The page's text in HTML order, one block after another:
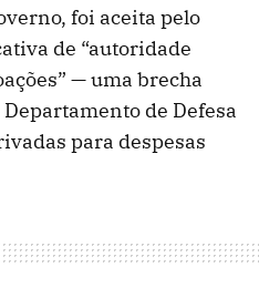
foi aceita pelo
de “autoridade
— uma brecha
de Defesa
para despesas